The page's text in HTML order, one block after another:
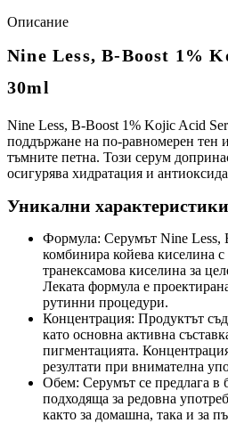
Описание
Nine Less, B-Boost 1%
30ml
Nine Less, B-Boost 1% Kojic Acid
поддържане на по-равномерен тен
тъмните петна. Този серум
осигурява хидратация и
Уникални характеристики
Формула: Серумът Nine Less,
комбинира койева киселина
транексамова киселина за
Леката формула е
рутинни процедури.
Концентрация: Продуктът
като основна активна
пигментацията.
резултати при внимателна
Обем: Серумът се предлага в
подходяща за редовна
както за домашна, така и за